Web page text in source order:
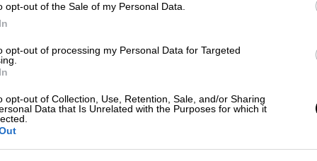
opt-out of the Sale of my Personal Data.
opt-out of processing my Personal Data for Targeted
opt-out of Collection, Use, Retention, Sale, and/or Sharing
Data that Is Unrelated with the Purposes for which it
το ΕΘΝΟΣ στη Google